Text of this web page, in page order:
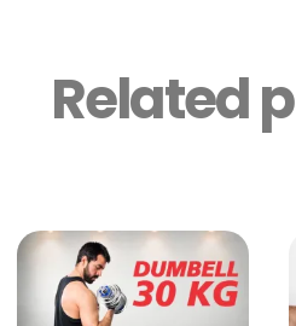
Related